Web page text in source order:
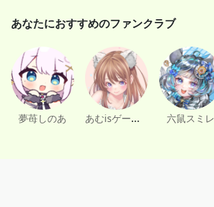
あなたにおすすめのファンクラブ
夢苺しのあ あむisゲーム下手っぴ✩⡱🐾 六鼠スミレ